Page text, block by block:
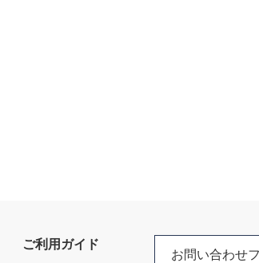
ご利用ガイド
お問い合わせ